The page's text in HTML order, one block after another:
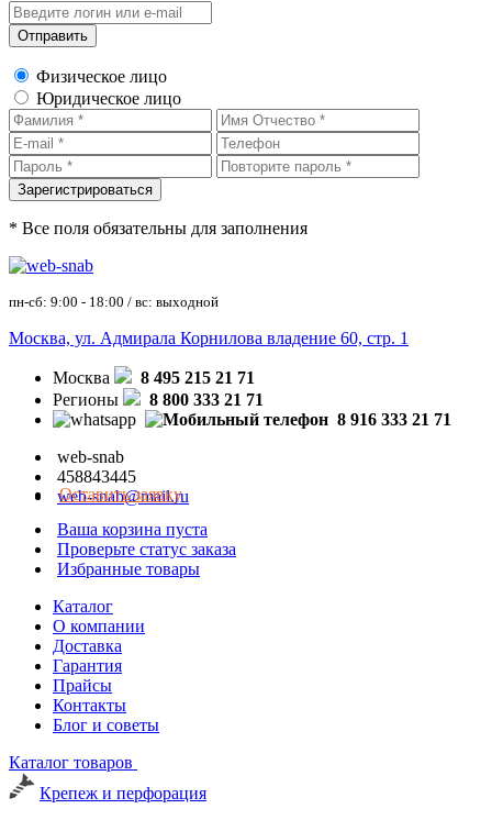
Физическое лицо
Юридическое лицо
* Все поля обязательны для заполнения
пн-сб: 9:00 - 18:00 / вс: выходной
Москва, ул. Адмирала Корнилова владение 60, стр. 1
Москва
8 495 215 21 71
Регионы
8 800 333 21 71
8 916 333 21 71
web-snab
458843445
web-snab@mail.ru
Оставить заявку
Ваша корзина пуста
Проверьте статус заказа
Избранные товары
Каталог
О компании
Доставка
Гарантия
Прайсы
Контакты
Блог и советы
Каталог товаров
Крепеж и перфорация